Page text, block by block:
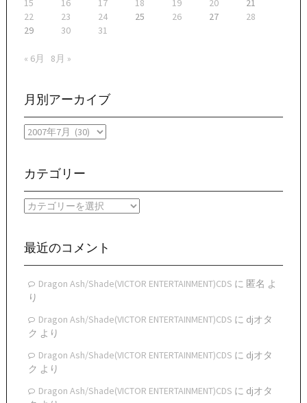
15
16 17 18 19 20
21
22
23 24 25 26 27
28
29
30 31
« 6月 8月 »
月別アーカイブ
月
ー
イ
ブ
カテゴリー
カ
リ
最近のコメント
Dragon Ash/Shade(VICTOR ENTERTAINMENT)CDS に 匿名 よ
り
Dragon Ash/Shade(VICTOR ENTERTAINMENT)CDS に djオタ
ク より
Dragon Ash/Shade(VICTOR ENTERTAINMENT)CDS に djオタ
ク より
Dragon Ash/Shade(VICTOR ENTERTAINMENT)CDS に djオタ